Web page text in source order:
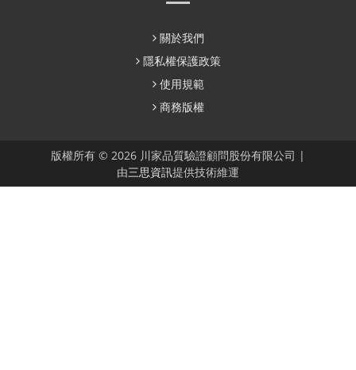
關於我們
隱私權保護政策
使用規範
商務版權
版權所有 © 2026 川家品質驗證顧問股份有限公司 |
由三思資訊提供技術維運